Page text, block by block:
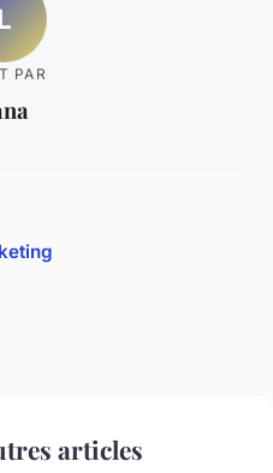
PAR
articles